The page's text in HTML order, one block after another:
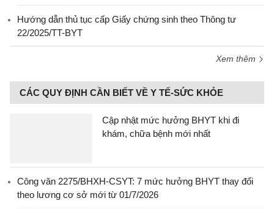
Hướng dẫn thủ tục cấp Giấy chứng sinh theo Thông tư
22/2025/TT-BYT
Xem thêm
CÁC QUY ĐỊNH CẦN BIẾT VỀ Y TẾ-SỨC KHỎE
Cập nhật mức hưởng BHYT khi đi
khám, chữa bệnh mới nhất
Công văn 2275/BHXH-CSYT: 7 mức hưởng BHYT thay đổi
theo lương cơ sở mới từ 01/7/2026